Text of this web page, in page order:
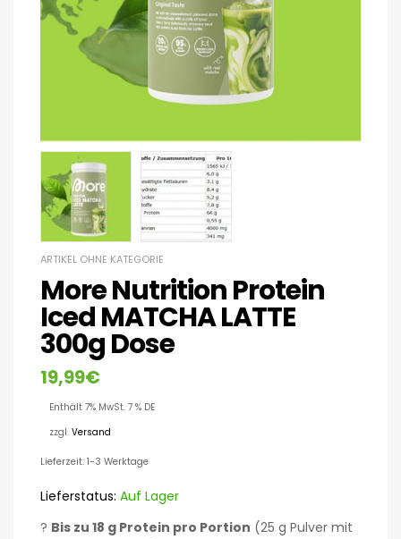
ARTIKEL OHNE KATEGORIE
More Nutrition Protein
Iced MATCHA LATTE
300g Dose
19,99€
Enthält 7% MwSt. 7 % DE
zzgl. Versand
Lieferzeit: 1-3 Werktage
Lieferstatus: Auf Lager
? Bis zu 18 g Protein pro Portion (25 g Pulver mit